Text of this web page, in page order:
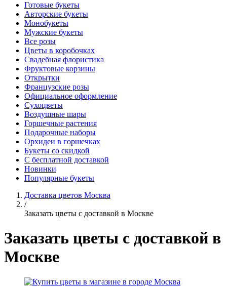
Готовые букеты
Авторские букеты
Монобукеты
Мужские букеты
Все розы
Цветы в коробочках
Свадебная флористика
Фруктовые корзины
Открытки
Французские розы
Официальное оформление
Сухоцветы
Воздушные шары
Горшечные растения
Подарочные наборы
Орхидеи в горшечках
Букеты со скидкой
С бесплатной доставкой
Новинки
Популярные букеты
Доставка цветов Москва
/
Заказать цветы с доставкой в Москве
Заказать цветы с доставкой в
Москве